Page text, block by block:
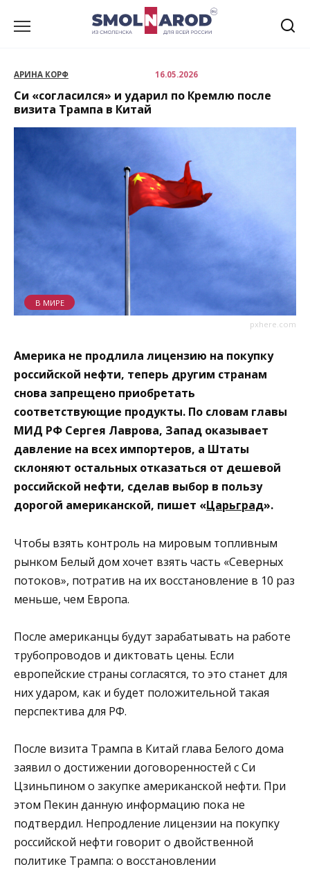
АРИНА КОРФ 16.05.2026
Си «согласился» и ударил по Кремлю после
визита Трампа в Китай
pxhere.com
В МИРЕ
Америка не продлила лицензию на покупку
российской нефти, теперь другим странам
снова запрещено приобретать
соответствующие продукты. По словам главы
МИД РФ Сергея Лаврова, Запад оказывает
давление на всех импортеров, а Штаты
склоняют остальных отказаться от дешевой
российской нефти, сделав выбор в пользу
дорогой американской, пишет «Царьград».
Чтобы взять контроль на мировым топливным
рынком Белый дом хочет взять часть «Северных
потоков», потратив на их восстановление в 10 раз
меньше, чем Европа.
После американцы будут зарабатывать на работе
трубопроводов и диктовать цены. Если
европейские страны согласятся, то это станет для
них ударом, как и будет положительной такая
перспектива для РФ.
После визита Трампа в Китай глава Белого дома
заявил о достижении договоренностей с Си
Цзиньпином о закупке американской нефти. При
этом Пекин данную информацию пока не
подтвердил. Непродление лицензии на покупку
российской нефти говорит о двойственной
политике Трампа: о восстановлении